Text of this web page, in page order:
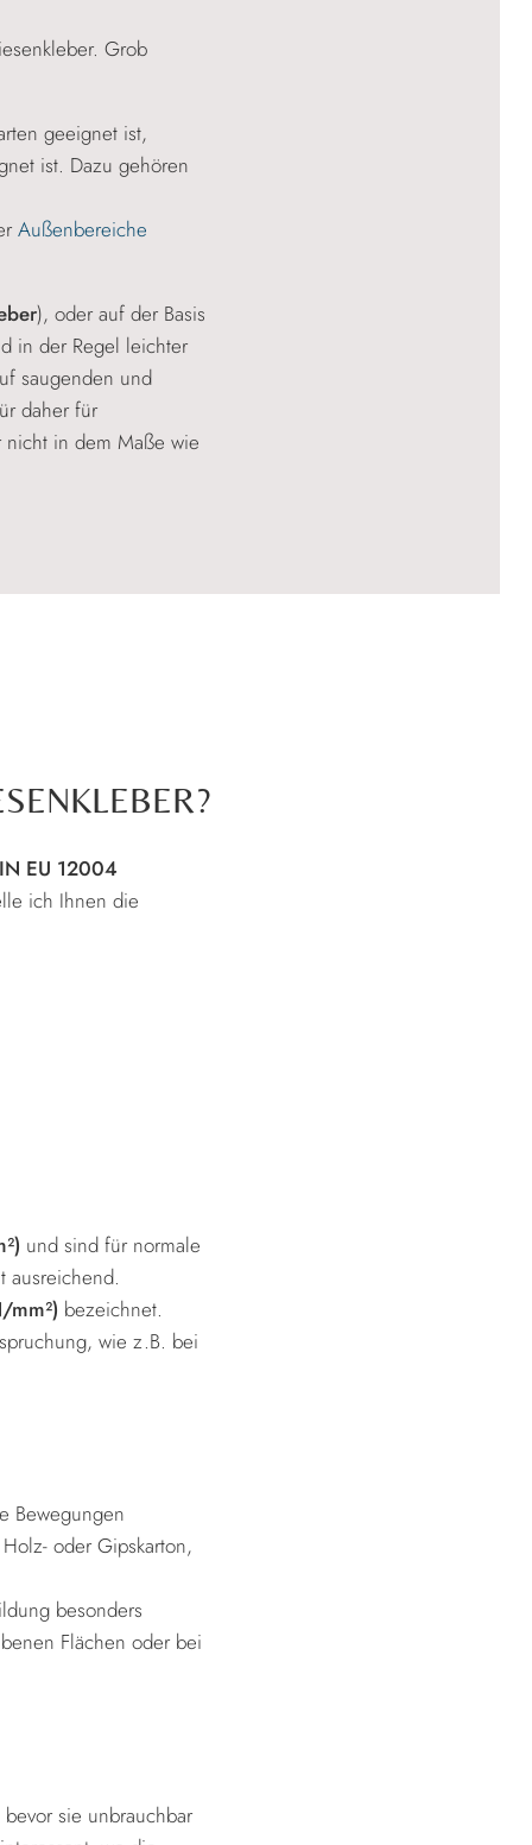
Grob
geeignet ist,
ist. Dazu gehören
Außenbereiche
), oder auf der Basis
in der Regel leichter
saugenden und
daher für
in dem Maße wie
EU 12004
ich Ihnen die
und sind für normale
ausreichend.
mm²) bezeichnet.
wie z.B. bei
Bewegungen
oder Gipskarton,
besonders
Flächen oder bei
sie unbrauchbar